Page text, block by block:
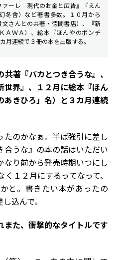
ァーレ 現代のお金と広告』『えん
冬舎）など著書多数。１０月から
文さんとの共著・徳間書店）、『新
ＡＷＡ）、絵本『ほんやのポンチ
月連続で３冊の本を出版する。
共著『バカとつき合うな』、
世界』、１２月に絵本『ほん
あきひろ」名）と３カ月連続
のかなぁ。半ば強引に差し
うな』の本の話はいただい
り前から発売時期いつにし
１２月にするってなって、
と。書きたい本があったの
込んで。
また、衝撃的なタイトルです